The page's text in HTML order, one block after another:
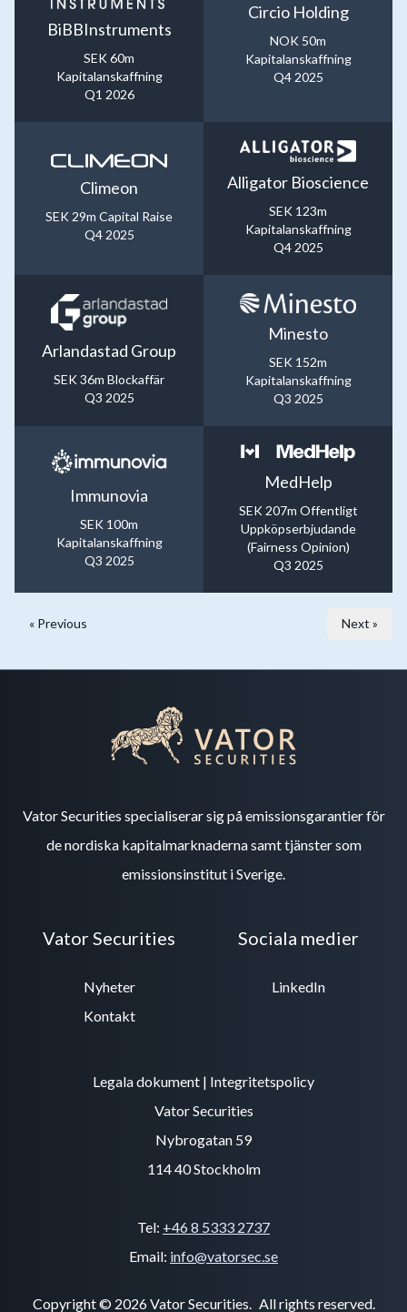
BiBBInstruments
SEK 60m
Kapitalanskaffning
Q1 2026
Circio Holding
NOK 50m
Kapitalanskaffning
Q4 2025
Climeon
SEK 29m Capital Raise
Q4 2025
Alligator Bioscience
SEK 123m
Kapitalanskaffning
Q4 2025
Arlandastad Group
SEK 36m Blockaffär
Q3 2025
Minesto
SEK 152m
Kapitalanskaffning
Q3 2025
Immunovia
SEK 100m
Kapitalanskaffning
Q3 2025
MedHelp
SEK 207m Offentligt
Uppköpserbjudande
(Fairness Opinion)
Q3 2025
« Previous Next »
Vator Securities specialiserar sig på emissionsgarantier för
de nordiska kapitalmarknaderna samt tjänster som
emissionsinstitut i Sverige.
Vator Securities
Nyheter
Kontakt
Sociala medier
LinkedIn
Copyright © 2026 Vator Securities. All rights reserved.
Legala dokument | Integritetspolicy
Vator Securities
Nybrogatan 59
114 40 Stockholm
Tel: +46 8 5333 2737
Email: info@vatorsec.se